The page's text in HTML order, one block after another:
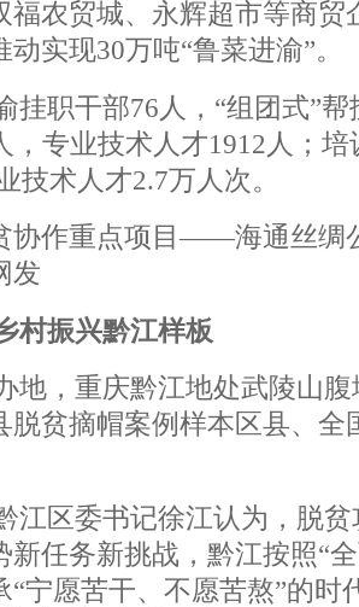
福农贸城、永辉超市等商贸
实现30万吨“鲁菜进渝”。
挂职干部76人，“组团式”
，专业技术人才1912人；
技术人才2.7万人次。
协作重点项目——海通丝绸
发
村振兴黔江样板
地，重庆黔江地处武陵山
脱贫摘帽案例样本区县、全
江区委书记徐江认为，脱
新任务新挑战，黔江按照“
“宁愿苦干、不愿苦熬”的时